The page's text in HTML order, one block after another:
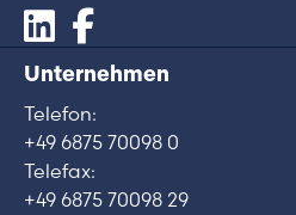
Unternehmen
Telefon:
+49 6875 70098 0
Telefax:
+49 6875 70098 29